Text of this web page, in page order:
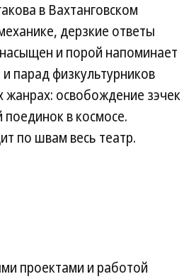
в Вахтанговском
дерзкие ответы
и порой напоминает
парад физкультурников
жанрах: освобождение зэчек
поединок в космосе.
по швам весь театр.
проектами и работой